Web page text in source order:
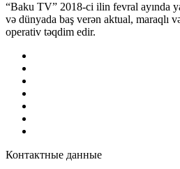
“Baku TV” 2018-ci ilin fevral ayında
və dünyada baş verən aktual, maraqlı
operativ təqdim edir.
Контактные данные